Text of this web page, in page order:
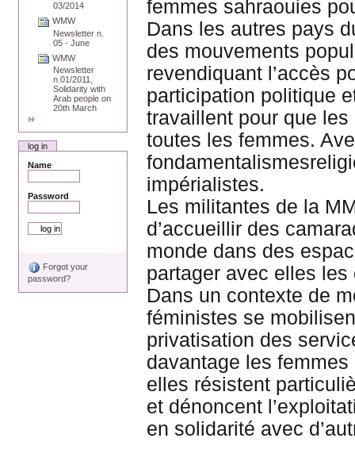
03/2014
WMW
Newsletter n.
05 - June
WMW
Newsletter
n.01/2011,
Solidarity with
Arab people on
20th March
log in
Name
Password
Forgot your
password?
femmes sahraouies
Dans les autres pays
des mouvements
revendiquant l’accès
participation politique
travaillent pour que
toutes les femmes.
impérialistes.
Les militantes de la
d’accueillir des
monde dans des
partager avec elles
Dans un contexte de
féministes se
privatisation des
davantage les
elles résistent
et dénoncent
en solidarité avec